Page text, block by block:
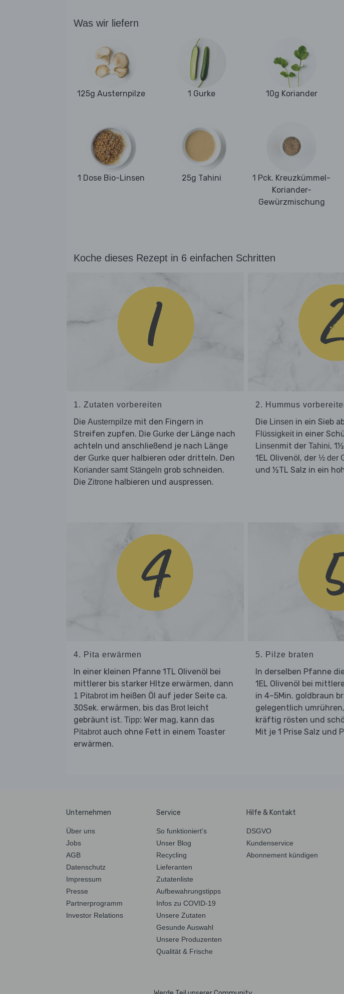
Was wir liefern
125g Austernpilze 1 Gurke 10g Koriander
1 Dose Bio-Linsen 25g Tahini
1 Pck. Kreuzkümmel-
Koriander-
Gewürzmischung
Koche dieses Rezept in 6 einfachen Schritten
1. Zutaten vorbereiten
Die Austernpilze mit den Fingern in
Streifen zupfen. Die Gurke der Länge nach
achteln und anschließend je nach Länge
der Gurke quer halbieren oder dritteln. Den
Koriander samt Stängeln grob schneiden.
Die Zitrone halbieren und auspressen.
2. Hummus
Die Linsen in ein Sieb
Flüssigkeitin einer
Linsenmit der Tahini,
1EL Olivenöl, der ½ der
und ½TL Salz in ein
4. Pita erwärmen
In einer kleinen Pfanne 1TL Olivenöl bei
mittlerer bis starker HItze erwärmen, dann
1 Pitabrot im heißen Öl auf jeder Seite ca.
30Sek. erwärmen, bis das Brot leicht
gebräunt ist. Tipp: Wer mag, kann das
Pitabrot auch ohne Fett in einem Toaster
erwärmen.
5. Pilze braten
In derselben Pfanne
1EL Olivenöl bei
in 4–5Min. goldbraun
gelegentlich
kräftig rösten und
Mit je 1 Prise Salz und
Unternehmen
Über uns
Jobs
AGB
Datenschutz
Impressum
Presse
Partnerprogramm
Investor Relations
Service
So funktioniert’s
Unser Blog
Recycling
Lieferanten
Zutatenliste
Aufbewahrungstipps
Infos zu COVID-19
Unsere Zutaten
Gesunde Auswahl
Unsere Produzenten
Qualität & Frische
Hilfe & Kontakt
DSGVO
Kundenservice
Abonnement kündigen